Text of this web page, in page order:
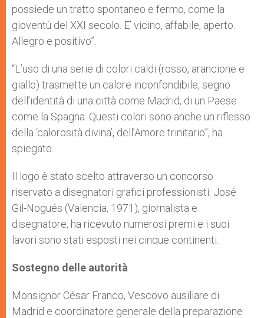
possiede un tratto spontaneo e fermo, come la
gioventù del XXI secolo. E’ vicino, affabile, aperto.
Allegro e positivo”.
“L’uso di una serie di colori caldi (rosso, arancione e
giallo) trasmette un calore inconfondibile, segno
dell’identità di una città come Madrid, di un Paese
come la Spagna. Questi colori sono anche un riflesso
della ‘calorosità divina’, dell’Amore trinitario”, ha
spiegato.
Il logo è stato scelto attraverso un concorso
riservato a disegnatori grafici professionisti. José
Gil-Nogués (Valencia, 1971), giornalista e
disegnatore, ha ricevuto numerosi premi e i suoi
lavori sono stati esposti nei cinque continenti.
Sostegno delle autorità
Monsignor César Franco, Vescovo ausiliare di
Madrid e coordinatore generale della preparazione